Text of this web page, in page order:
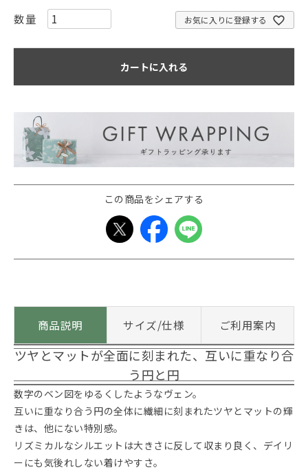
お気に入りに登録する
カートに入れる
この商品をシェアする
商品説明 サイズ/仕様 ご利用案内
ツヤとマットが全面に刻まれた、互いに重なり合
う円と円
数字のベン図をゆるくしたようなヴェン。
互いに重なり合う円の全体に繊細に刻まれたツヤとマットの輝
きは、他にない特別感。
リズミカルなシルエットは大きさに反して収まり良く、デイリ
ーにも気後れしない着けやすさ。